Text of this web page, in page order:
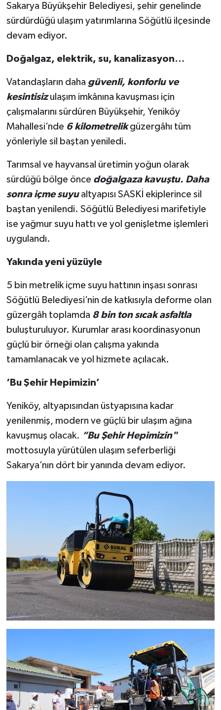
Sakarya Büyükşehir Belediyesi, şehir genelinde
sürdürdüğü ulaşım yatırımlarına Söğütlü ilçesinde
devam ediyor.
Doğalgaz, elektrik, su, kanalizasyon…
Vatandaşların daha güvenli, konforlu ve
kesintisizulaşım imkânına kavuşması için
çalışmalarını sürdüren Büyükşehir, Yeniköy
Mahallesi’nde 6 kilometrelikgüzergâhı tüm
yönleriyle sil baştan yeniledi.
Tarımsal ve hayvansal üretimin yoğun olarak
sürdüğü bölge önce doğalgaza kavuştu. Daha
sonra içme suyu altyapısı SASKİ ekiplerince sil
baştan yenilendi. Söğütlü Belediyesi marifetiyle
ise yağmur suyu hattı ve yol genişletme işlemleri
uygulandı.
Yakında yeni yüzüyle
5 bin metrelik içme suyu hattının inşası sonrası
Söğütlü Belediyesi’nin de katkısıyla deforme olan
güzergâh toplamda 8 bin ton sıcak asfaltla
buluşturuluyor. Kurumlar arası koordinasyonun
güçlü bir örneği olan çalışma yakında
tamamlanacak ve yol hizmete açılacak.
‘Bu Şehir Hepimizin’
Yeniköy, altyapısından üstyapısına kadar
yenilenmiş, modern ve güçlü bir ulaşım ağına
kavuşmuş olacak. “Bu Şehir Hepimizin"
mottosuyla yürütülen ulaşım seferberliği
Sakarya’nın dört bir yanında devam ediyor.